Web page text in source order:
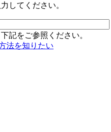
してください。
記をご参照ください。
法を知りたい